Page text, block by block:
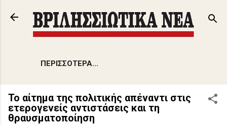
Μετάβαση στο κύριο περιεχόμενο
ΠΕΡΙΣΣΌΤΕΡΑ…
Το αίτημα της πολιτικής απέναντι στις
ετερογενείς αντιστάσεις και τη
θραυσματοποίηση